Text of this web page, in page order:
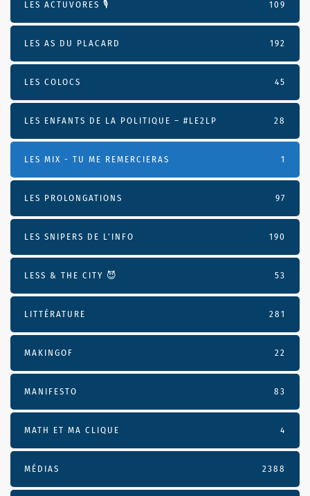
LES ACTUVORES 🎙 109
LES AS DU PLACARD 192
LES COLOCS 45
LES ENFANTS DE LA POLITIQUE – #LE2LP 28
LES MIX - TU ME REMERCIERAS 1
LES PROLONGATIONS 97
LES SNIPERS DE L’INFO 190
LESS & THE CITY 😈 53
LITTÉRATURE 281
MAKINGOF 22
MANIFESTO 83
MATH ET MA CLIQUE 4
MÉDIAS 2388